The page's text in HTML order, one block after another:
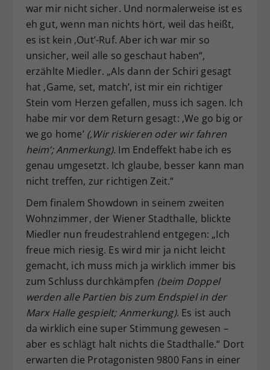
war mir nicht sicher. Und normalerweise ist es
eh gut, wenn man nichts hört, weil das heißt,
es ist kein ‚Out’-Ruf. Aber ich war mir so
unsicher, weil alle so geschaut haben“,
erzählte Miedler. „Als dann der Schiri gesagt
hat ‚Game, set, match’, ist mir ein richtiger
Stein vom Herzen gefallen, muss ich sagen. Ich
habe mir vor dem Return gesagt: ‚We go big or
we go home’ (‚Wir riskieren oder wir fahren
heim’; Anmerkung). Im Endeffekt habe ich es
genau umgesetzt. Ich glaube, besser kann man
nicht treffen, zur richtigen Zeit.“
Dem finalem Showdown in seinem zweiten
Wohnzimmer, der Wiener Stadthalle, blickte
Miedler nun freudestrahlend entgegen: „Ich
freue mich riesig. Es wird mir ja nicht leicht
gemacht, ich muss mich ja wirklich immer bis
zum Schluss durchkämpfen (beim Doppel
werden alle Partien bis zum Endspiel in der
Marx Halle gespielt; Anmerkung). Es ist auch
da wirklich eine super Stimmung gewesen –
aber es schlägt halt nichts die Stadthalle.“ Dort
erwarten die Protagonisten 9800 Fans in einer